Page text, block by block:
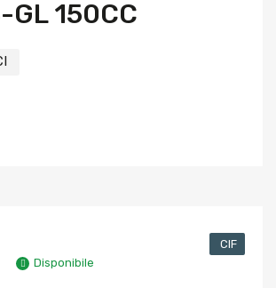
GL 150CC
CIF
Disponibile